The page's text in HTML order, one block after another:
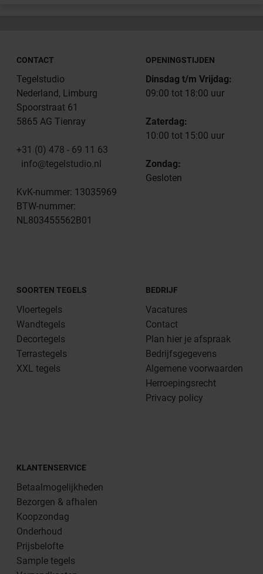
CONTACT
Tegelstudio
Nederland, Limburg
Spoorstraat 61
5865 AG Tienray
+31 (0) 478 - 69 11 63
info@tegelstudio.nl
KvK-nummer: 13035969
BTW-nummer:
NL803455562B01
OPENINGSTIJDEN
Dinsdag t/m Vrijdag:
09:00 tot 18:00 uur
Zaterdag:
10:00 tot 15:00 uur
Zondag:
Gesloten
SOORTEN TEGELS
Vloertegels
Wandtegels
Decortegels
Terrastegels
XXL tegels
BEDRIJF
Vacatures
Contact
Plan hier je afspraak
Bedrijfsgegevens
Algemene voorwaarden
Herroepingsrecht
Privacy policy
KLANTENSERVICE
Betaalmogelijkheden
Bezorgen & afhalen
Koopzondag
Onderhoud
Prijsbelofte
Sample tegels